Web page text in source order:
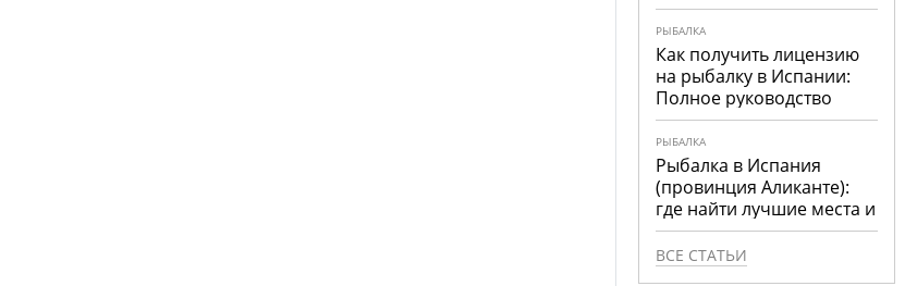
РЫБАЛКА
Как получить лицензию
на рыбалку в Испании:
Полное руководство
РЫБАЛКА
Рыбалка в Испания
(провинция Аликанте):
где найти лучшие места и
что ловить
ВСЕ СТАТЬИ